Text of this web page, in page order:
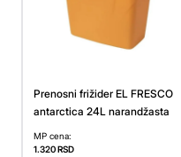
Prenosni frižider EL FRESCO
antarctica 24L narandžasta
MP cena:
1.320RSD